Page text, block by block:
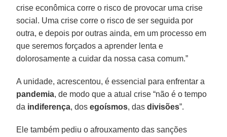
crise econômica corre o risco de provocar uma crise
social. Uma crise corre o risco de ser seguida por
outra, e depois por outras ainda, em um processo em
que seremos forçados a aprender lenta e
dolorosamente a cuidar da nossa casa comum.”
A unidade, acrescentou, é essencial para enfrentar a
pandemia, de modo que a atual crise “não é o tempo
da indiferença, dosegoísmos, dasdivisões”.
Ele também pediu o afrouxamento das sanções